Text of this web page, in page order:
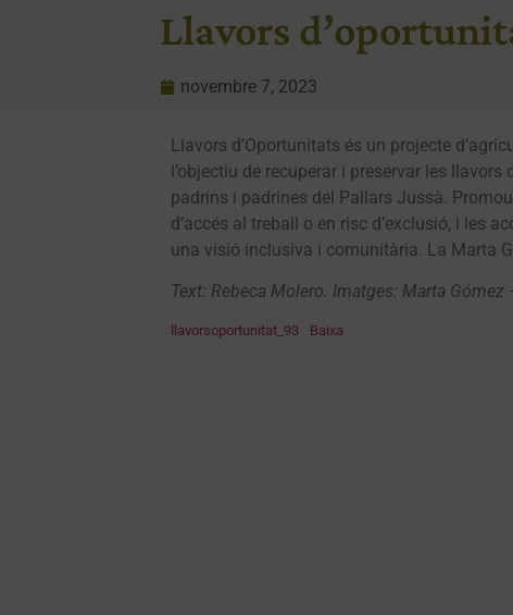
Llavors
novembre 7, 2023
Llavors d’Oportunitats és un projecte
l’objectiu de recuperar i preservar les
padrins i padrines del Pallars Jussà.
d’accés al treball o en risc d’exclusió, i les
una visió inclusiva i comunitària. La Marta
Text: Rebeca Molero. Imatges: Marta Gómez
llavorsoportunitat_93 Baixa